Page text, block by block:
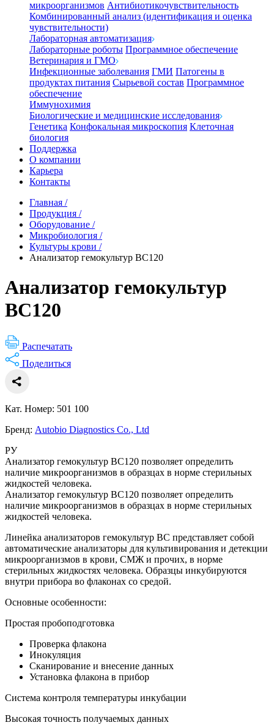
микроорганизмов Антибиотикочувствительность
Комбинированный анализ (идентификация и оценка
чувствительности)
Лабораторная автоматизация
Лабораторные роботы Программное обеспечение
Ветеринария и ГМО
Инфекционные заболевания ГМИ Патогены в
продуктах питания Сырьевой состав Программное
обеспечение
Иммунохимия
Биологические и медицинские исследования
Генетика Конфокальная микроскопия Клеточная
биология
Поддержка
О компании
Карьера
Контакты
Главная /
Продукция /
Оборудование /
Микробиология /
Культуры крови /
Анализатор гемокультур BC120
Анализатор гемокультур
BC120
Распечатать
Поделиться
Кат. Номер: 501 100
Бренд: Autobio Diagnostics Co., Ltd
РУ
Анализатор гемокультур BC120 позволяет определить
наличие микроорганизмов в образцах в норме стерильных
жидкостей человека.
Анализатор гемокультур BC120 позволяет определить
наличие микроорганизмов в образцах в норме стерильных
жидкостей человека.
Линейка анализаторов гемокультур BC представляет собой
автоматические анализаторы для культивирования и детекции
микроорганизмов в крови, СМЖ и прочих, в норме
стерильных жидкостях человека. Образцы инкубируются
внутри прибора во флаконах со средой.
Основные особенности:
Простая пробоподготовка
Проверка флакона
Инокуляция
Сканирование и внесение данных
Установка флакона в прибор
Система контроля температуры инкубации
Высокая точность получаемых данных